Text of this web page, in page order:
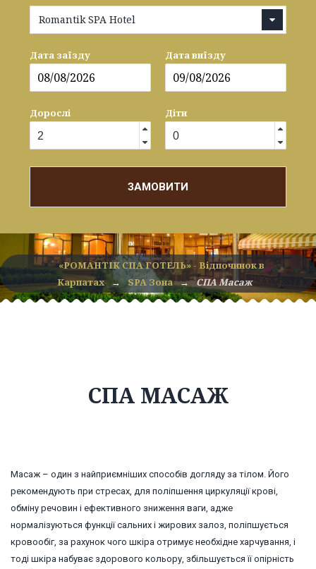
Romantik SPA Hotel
Дата заїзду Дата виїзду
Дорослі Діти
ЗАМОВИТИ
«РОМАНТІК СПА ГОТЕЛЬ» - Відпочинок в
Карпатах → SPA Зона → СПА Масаж
СПА МАСАЖ
Масаж – один з найприємніших способів догляду за тілом. Його
рекомендують при стресах, для поліпшення циркуляції крові,
обміну речовин і ефективного зниження ваги, адже
нормалізуються функції сальних і жирових залоз, поліпшується
кровообіг, за рахунок чого шкіра отримує необхідне харчування, і
тоді шкіра набуває здорового кольору, збільшується її опірність